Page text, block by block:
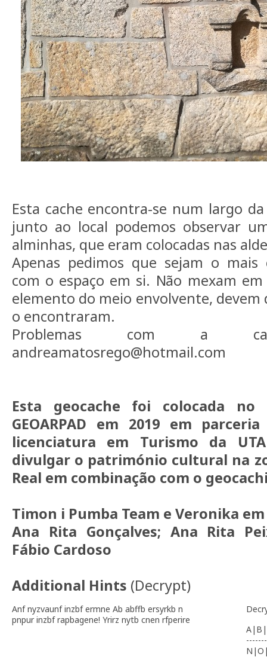
Esta cache encontra-se num largo
junto ao local podemos observar
alminhas, que eram colocadas nas
Apenas pedimos que sejam o mais
com o espaço em si. Não mexam
elemento do meio envolvente, devem
o encontraram.
Problemas com a
andreamatosrego@hotmail.com
Esta geocache foi colocada
GEOARPAD em 2019 em
licenciatura em Turismo da
divulgar o património cultural na
Real em combinação com o
Timon i Pumba Team e Veronika
Ana Rita Gonçalves; Ana Rita
Fábio Cardoso
Additional Hints (Decrypt)
Anf nyzvaunf inzbf ermne Ab abffb ersyrkb n
pnpur inzbf rapbagene! Yrirz nytb cnen rfperire